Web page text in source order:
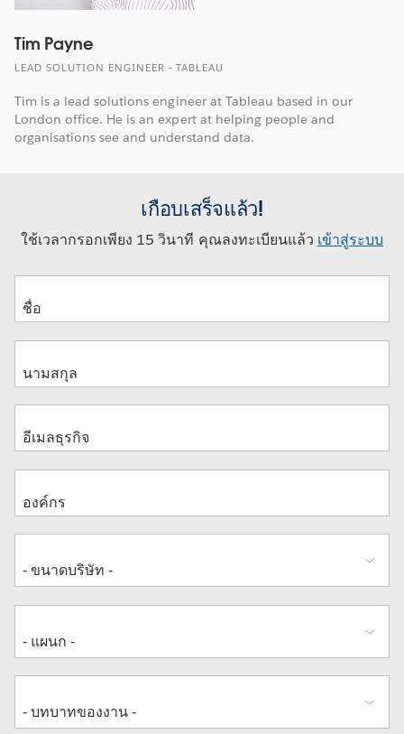
Tim Payne
LEAD SOLUTION ENGINEER - TABLEAU
Tim is a lead solutions engineer at Tableau based in our
London office. He is an expert at helping people and
organisations see and understand data.
เกือบเสร็จแล้ว!
ใช้เวลากรอกเพียง 15 วินาที คุณลงทะเบียนแล้ว เข้าสู่ระบบ